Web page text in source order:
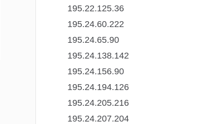
195.22.125.36
195.24.60.222
195.24.65.90
195.24.138.142
195.24.156.90
195.24.194.126
195.24.205.216
195.24.207.204